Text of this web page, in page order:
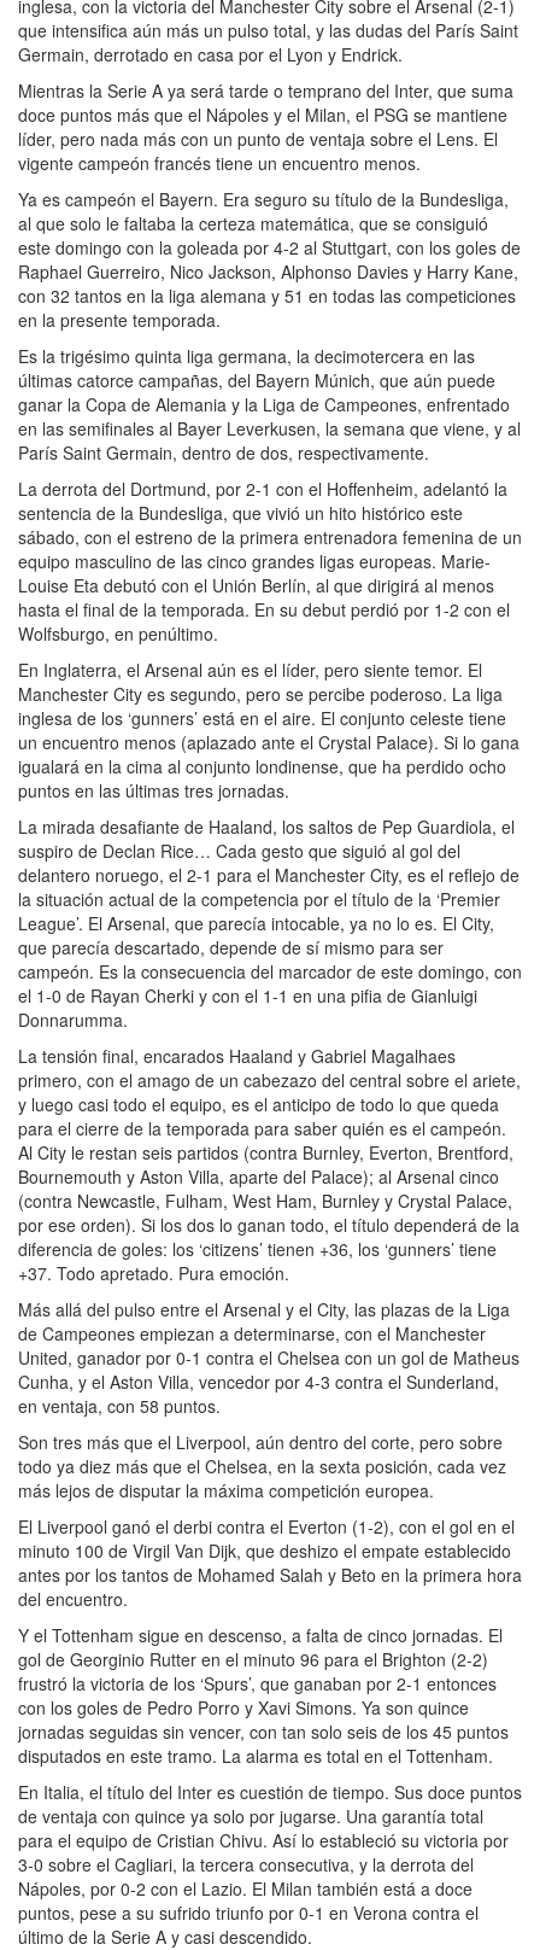
inglesa, con la victoria del Manchester City sobre el Arsenal (2-1)
que intensifica aún más un pulso total, y las dudas del París Saint
Germain, derrotado en casa por el Lyon y Endrick.
Mientras la Serie A ya será tarde o temprano del Inter, que suma
doce puntos más que el Nápoles y el Milan, el PSG se mantiene
líder, pero nada más con un punto de ventaja sobre el Lens. El
vigente campeón francés tiene un encuentro menos.
Ya es campeón el Bayern. Era seguro su título de la Bundesliga,
al que solo le faltaba la certeza matemática, que se consiguió
este domingo con la goleada por 4-2 al Stuttgart, con los goles de
Raphael Guerreiro, Nico Jackson, Alphonso Davies y Harry Kane,
con 32 tantos en la liga alemana y 51 en todas las competiciones
en la presente temporada.
Es la trigésimo quinta liga germana, la decimotercera en las
últimas catorce campañas, del Bayern Múnich, que aún puede
ganar la Copa de Alemania y la Liga de Campeones, enfrentado
en las semifinales al Bayer Leverkusen, la semana que viene, y al
París Saint Germain, dentro de dos, respectivamente.
La derrota del Dortmund, por 2-1 con el Hoffenheim, adelantó la
sentencia de la Bundesliga, que vivió un hito histórico este
sábado, con el estreno de la primera entrenadora femenina de un
equipo masculino de las cinco grandes ligas europeas. Marie-
Louise Eta debutó con el Unión Berlín, al que dirigirá al menos
hasta el final de la temporada. En su debut perdió por 1-2 con el
Wolfsburgo, en penúltimo.
En Inglaterra, el Arsenal aún es el líder, pero siente temor. El
Manchester City es segundo, pero se percibe poderoso. La liga
inglesa de los ‘gunners’ está en el aire. El conjunto celeste tiene
un encuentro menos (aplazado ante el Crystal Palace). Si lo gana
igualará en la cima al conjunto londinense, que ha perdido ocho
puntos en las últimas tres jornadas.
La mirada desafiante de Haaland, los saltos de Pep Guardiola, el
suspiro de Declan Rice… Cada gesto que siguió al gol del
delantero noruego, el 2-1 para el Manchester City, es el reflejo de
la situación actual de la competencia por el título de la ‘Premier
League’. El Arsenal, que parecía intocable, ya no lo es. El City,
que parecía descartado, depende de sí mismo para ser
campeón. Es la consecuencia del marcador de este domingo, con
el 1-0 de Rayan Cherki y con el 1-1 en una pifia de Gianluigi
Donnarumma.
La tensión final, encarados Haaland y Gabriel Magalhaes
primero, con el amago de un cabezazo del central sobre el ariete,
y luego casi todo el equipo, es el anticipo de todo lo que queda
para el cierre de la temporada para saber quién es el campeón.
Al City le restan seis partidos (contra Burnley, Everton, Brentford,
Bournemouth y Aston Villa, aparte del Palace); al Arsenal cinco
(contra Newcastle, Fulham, West Ham, Burnley y Crystal Palace,
por ese orden). Si los dos lo ganan todo, el título dependerá de la
diferencia de goles: los ‘citizens’ tienen +36, los ‘gunners’ tiene
+37. Todo apretado. Pura emoción.
Más allá del pulso entre el Arsenal y el City, las plazas de la Liga
de Campeones empiezan a determinarse, con el Manchester
United, ganador por 0-1 contra el Chelsea con un gol de Matheus
Cunha, y el Aston Villa, vencedor por 4-3 contra el Sunderland,
en ventaja, con 58 puntos.
Son tres más que el Liverpool, aún dentro del corte, pero sobre
todo ya diez más que el Chelsea, en la sexta posición, cada vez
más lejos de disputar la máxima competición europea.
El Liverpool ganó el derbi contra el Everton (1-2), con el gol en el
minuto 100 de Virgil Van Dijk, que deshizo el empate establecido
antes por los tantos de Mohamed Salah y Beto en la primera hora
del encuentro.
Y el Tottenham sigue en descenso, a falta de cinco jornadas. El
gol de Georginio Rutter en el minuto 96 para el Brighton (2-2)
frustró la victoria de los ‘Spurs’, que ganaban por 2-1 entonces
con los goles de Pedro Porro y Xavi Simons. Ya son quince
jornadas seguidas sin vencer, con tan solo seis de los 45 puntos
disputados en este tramo. La alarma es total en el Tottenham.
En Italia, el título del Inter es cuestión de tiempo. Sus doce puntos
de ventaja con quince ya solo por jugarse. Una garantía total
para el equipo de Cristian Chivu. Así lo estableció su victoria por
3-0 sobre el Cagliari, la tercera consecutiva, y la derrota del
Nápoles, por 0-2 con el Lazio. El Milan también está a doce
puntos, pese a su sufrido triunfo por 0-1 en Verona contra el
último de la Serie A y casi descendido.